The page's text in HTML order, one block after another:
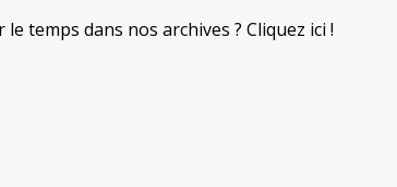
temps dans nos archives ? Cliquez ici !